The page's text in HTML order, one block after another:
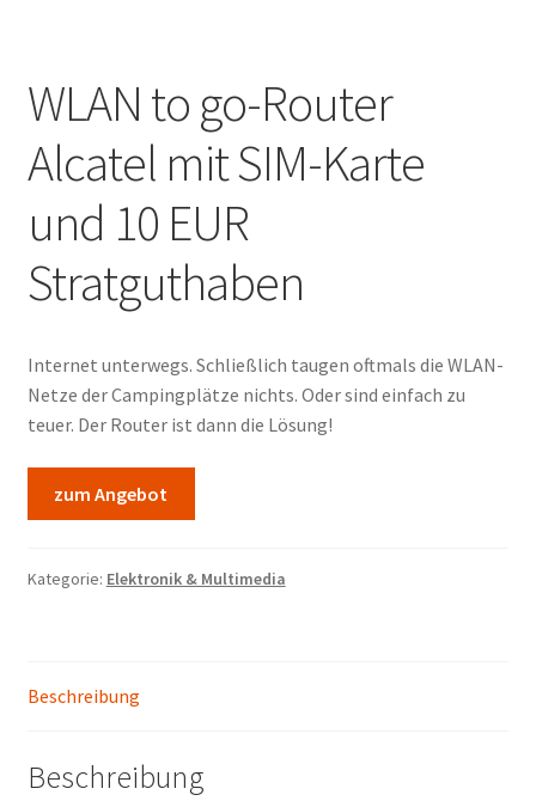
WLAN to go-Router
Alcatel mit SIM-Karte
und 10 EUR
Stratguthaben
Internet unterwegs. Schließlich taugen oftmals die WLAN-
Netze der Campingplätze nichts. Oder sind einfach zu
teuer. Der Router ist dann die Lösung!
zum Angebot
Kategorie: Elektronik & Multimedia
Beschreibung
Beschreibung